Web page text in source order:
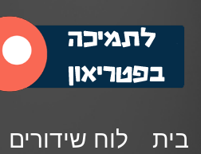
בית לוח שידורים